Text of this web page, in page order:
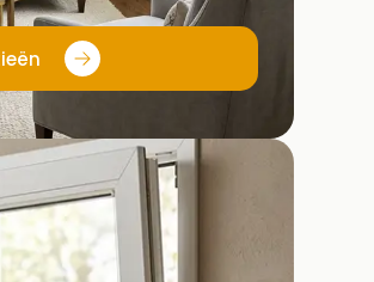
direct een luxe, rustige